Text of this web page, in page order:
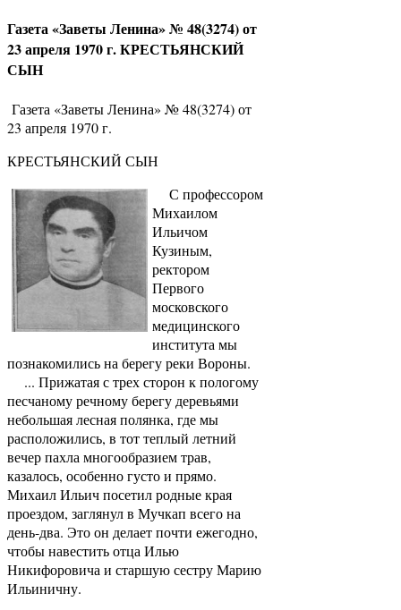
Газета «Заветы Ленина» № 48(3274) от
23 апреля 1970 г. КРЕСТЬЯНСКИЙ
СЫН
Газета «Заветы Ленина» № 48(3274) от
23 апреля 1970 г.
КРЕСТЬЯНСКИЙ СЫН
С профессором
Михаилом
Ильичом
Кузиным,
ректором
Первого
московского
медицинского
института мы
познакомились на берегу реки Вороны.
... Прижатая с трех сторон к пологому
песчаному речному берегу деревьями
небольшая лесная полянка, где мы
расположились, в тот теплый летний
вечер пахла многообразием трав,
казалось, особенно густо и прямо.
Михаил Ильич посетил родные края
проездом, заглянул в Мучкап всего на
день-два. Это он делает почти ежегодно,
чтобы навестить отца Илью
Никифоровича и старшую сестру Марию
Ильиничну.